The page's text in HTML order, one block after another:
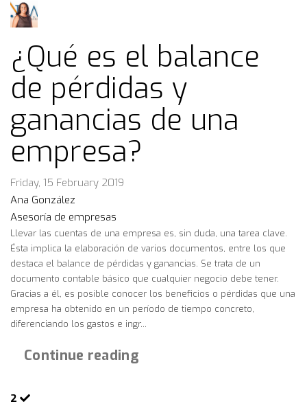
pinterest
¿Qué es el balance
de pérdidas y
ganancias de una
empresa?
Friday, 15 February 2019
Ana González
Asesoría de empresas
Llevar las cuentas de una empresa es, sin duda, una tarea clave.
Ésta implica la elaboración de varios documentos, entre los que
destaca el balance de pérdidas y ganancias. Se trata de un
documento contable básico que cualquier negocio debe tener.
Gracias a él, es posible conocer los beneficios o pérdidas que una
empresa ha obtenido en un período de tiempo concreto,
diferenciando los gastos e ingr...
Continue reading
2